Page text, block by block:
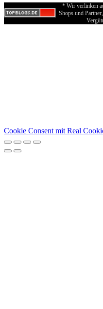
* Wir verlinken
Shops und
Cookie Consent mit Real